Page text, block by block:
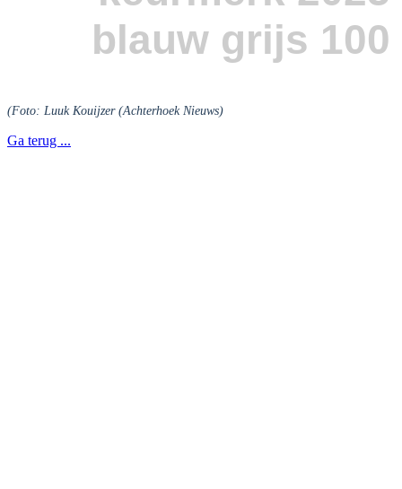
(Foto: Luuk Kouijzer (Achterhoek Nieuws)
Ga terug ...